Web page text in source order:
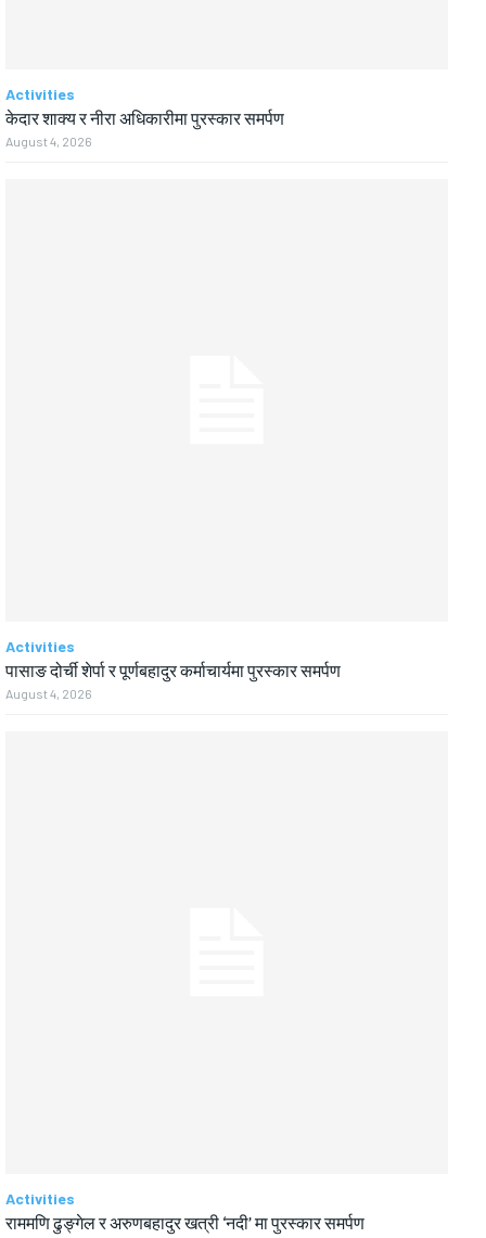
Activities
केदार शाक्य र नीरा अधिकारीमा पुरस्कार समर्पण
August 4, 2026
Activities
पासाङ दोर्ची शेर्पा र पूर्णबहादुर कर्माचार्यमा पुरस्कार समर्पण
August 4, 2026
Activities
राममणि ढुङ्गेल र अरुणबहादुर खत्री ‘नदी’ मा पुरस्कार समर्पण